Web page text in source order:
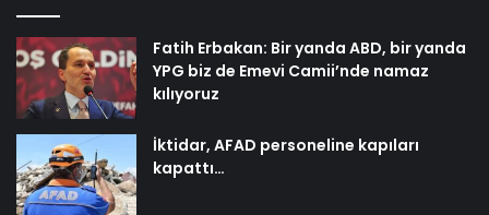
Fatih Erbakan: Bir yanda ABD, bir yanda
YPG biz de Emevi Camii’nde namaz
kılıyoruz
İktidar, AFAD personeline kapıları
kapattı…